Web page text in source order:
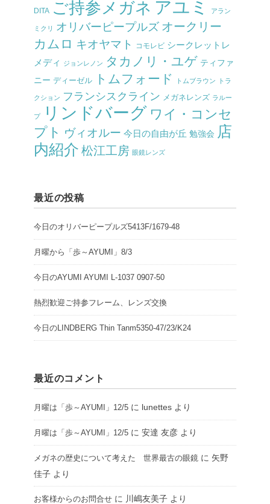
DITA ご持参メガネ アユミ アラン
ミクリ オリバーピープルズ オークリー
カムロ キオヤマト コモレビ シークレットレ
メディ
ジョンレノン タカノリ・ユゲ ティファ
ニー ディーゼル トムフォード トムブラウン トラ
クション フランシスクライン メガネレンズ ラルー
プ リンドバーグ ワイ・コンセ
プト ヴィオルー 今日の自由が丘 勉強会 店
内紹介 松江工房 眼鏡レンズ
最近の投稿
今日のオリバーピープルズ5413F/1679-48
月曜から「歩～AYUMI」8/3
今日のAYUMI AYUMI L-1037 0907-50
熱烈歓迎ご持参フレーム、レンズ交換
今日のLINDBERG Thin Tanm5350-47/23/K24
最近のコメント
月曜は「歩～AYUMI」12/5 に lunettes より
月曜は「歩～AYUMI」12/5 に 安達 友彦 より
メガネの歴史について考えた 世界最古の眼鏡 に 矢野
佳子 より
お客様からのお問合せ に 川嶋友美子 より